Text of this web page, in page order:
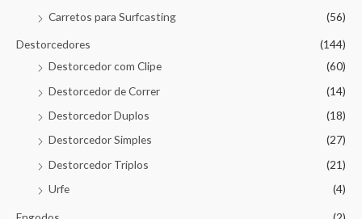
Carretos para Surfcasting
(56)
Destorcedores
(144)
Destorcedor com Clipe
(60)
Destorcedor de Correr
(14)
Destorcedor Duplos
(18)
Destorcedor Simples
(27)
Destorcedor Triplos
(21)
Urfe
(4)